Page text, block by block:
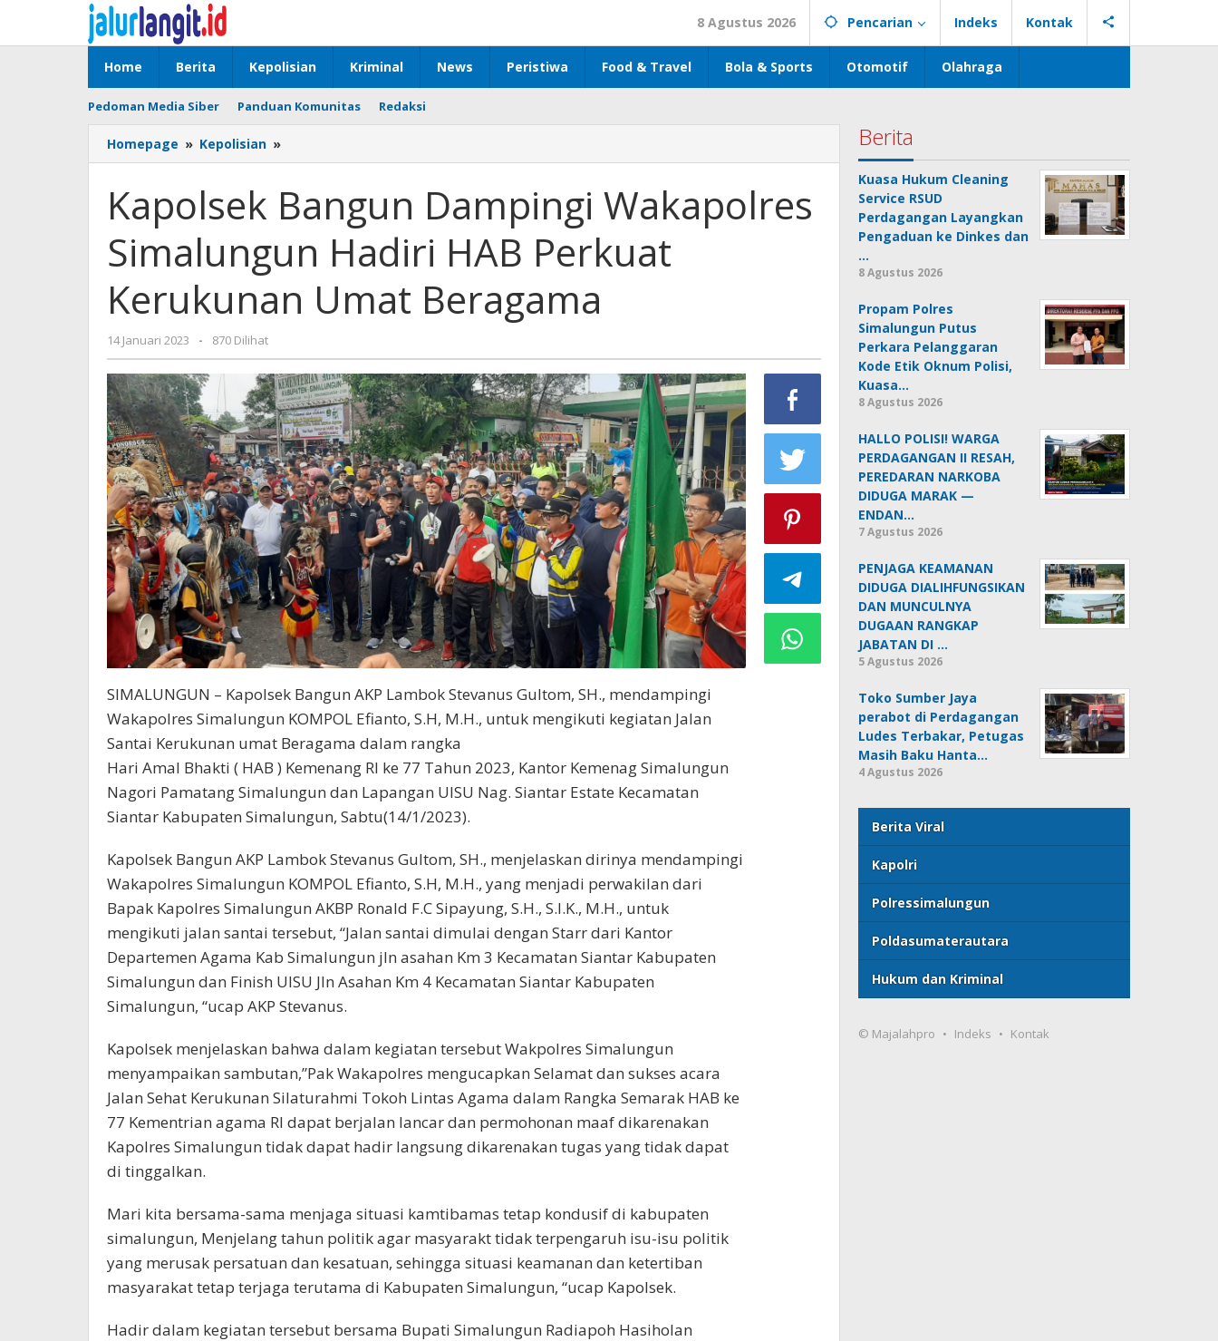
konten
8 Agustus 2026 Pencarian Indeks Kontak
Home Berita Kepolisian Kriminal News Peristiwa Food & Travel Bola & Sports Otomotif Olahraga
Pedoman Media Siber Panduan Komunitas Redaksi
Homepage » Kepolisian »
Bangun
Wakapolres
Simalungun
HAB
Kerukunan
Umat
Kapolsek Bangun Dampingi Wakapolres
Simalungun Hadiri HAB Perkuat
Kerukunan Umat Beragama
14 Januari 2023
oleh
admin
- 870 Dilihat
SIMALUNGUN – Kapolsek Bangun AKP Lambok Stevanus Gultom, SH., mendampingi
Wakapolres Simalungun KOMPOL Efianto, S.H, M.H., untuk mengikuti kegiatan Jalan
Santai Kerukunan umat Beragama dalam rangka
Hari Amal Bhakti ( HAB ) Kemenang RI ke 77 Tahun 2023, Kantor Kemenag Simalungun
Nagori Pamatang Simalungun dan Lapangan UISU Nag. Siantar Estate Kecamatan
Siantar Kabupaten Simalungun, Sabtu(14/1/2023).
Kapolsek Bangun AKP Lambok Stevanus Gultom, SH., menjelaskan dirinya mendampingi
Wakapolres Simalungun KOMPOL Efianto, S.H, M.H., yang menjadi perwakilan dari
Bapak Kapolres Simalungun AKBP Ronald F.C Sipayung, S.H., S.I.K., M.H., untuk
mengikuti jalan santai tersebut, “Jalan santai dimulai dengan Starr dari Kantor
Departemen Agama Kab Simalungun jln asahan Km 3 Kecamatan Siantar Kabupaten
Simalungun dan Finish UISU Jln Asahan Km 4 Kecamatan Siantar Kabupaten
Simalungun, “ucap AKP Stevanus.
Kapolsek menjelaskan bahwa dalam kegiatan tersebut Wakpolres Simalungun
menyampaikan sambutan,”Pak Wakapolres mengucapkan Selamat dan sukses acara
Jalan Sehat Kerukunan Silaturahmi Tokoh Lintas Agama dalam Rangka Semarak HAB ke
77 Kementrian agama RI dapat berjalan lancar dan permohonan maaf dikarenakan
Kapolres Simalungun tidak dapat hadir langsung dikarenakan tugas yang tidak dapat
di tinggalkan.
Mari kita bersama-sama menjaga situasi kamtibamas tetap kondusif di kabupaten
simalungun, Menjelang tahun politik agar masyarakt tidak terpengaruh isu-isu politik
yang merusak persatuan dan kesatuan, sehingga situasi keamanan dan ketertiban
masyarakat tetap terjaga terutama di Kabupaten Simalungun, “ucap Kapolsek.
Hadir dalam kegiatan tersebut bersama Bupati Simalungun Radiapoh Hasiholan
Berita
Kuasa Hukum Cleaning
Service RSUD
Perdagangan Layangkan
Pengaduan ke Dinkes dan
…
8 Agustus 2026
Propam Polres
Simalungun Putus
Perkara Pelanggaran
Kode Etik Oknum Polisi,
Kuasa…
8 Agustus 2026
HALLO POLISI! WARGA
PERDAGANGAN II RESAH,
PEREDARAN NARKOBA
DIDUGA MARAK —
ENDAN…
7 Agustus 2026
PENJAGA KEAMANAN
DIDUGA DIALIHFUNGSIKAN
DAN MUNCULNYA
DUGAAN RANGKAP
JABATAN DI …
5 Agustus 2026
Toko Sumber Jaya
perabot di Perdagangan
Ludes Terbakar, Petugas
Masih Baku Hanta…
4 Agustus 2026
Berita Viral
Kapolri
Polressimalungun
Poldasumaterautara
Hukum dan Kriminal
© Majalahpro Indeks Kontak